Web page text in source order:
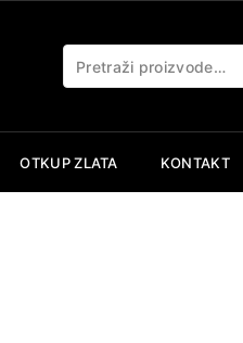
OTKUP ZLATA KONTAKT